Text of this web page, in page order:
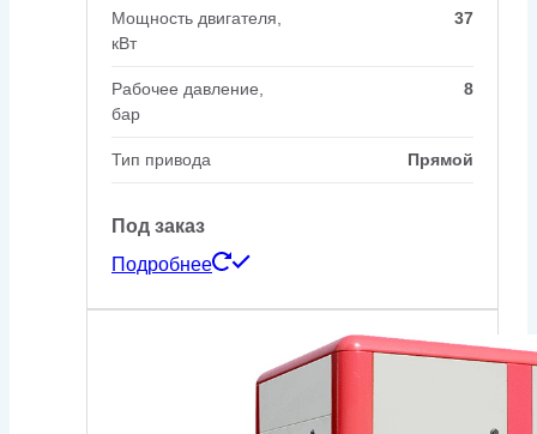
Мощность двигателя,
кВт
37
Рабочее давление,
бар
8
Тип привода Прямой
Под заказ
Подробнее